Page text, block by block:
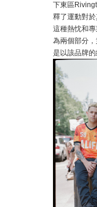
下東區
釋了運動對
這種熱忱和
為兩個部分
是以該品牌的